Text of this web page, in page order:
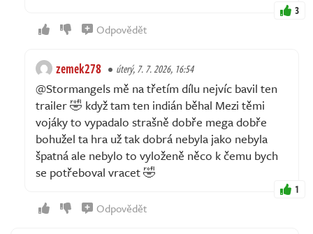
3
Odpovědět
zemek278 úterý, 7. 7. 2026, 16:54
@Stormangels mě na třetím dílu nejvíc bavil ten
trailer 🤣 když tam ten indián běhal Mezi těmi
vojáky to vypadalo strašně dobře mega dobře
bohužel ta hra už tak dobrá nebyla jako nebyla
špatná ale nebylo to vyloženě něco k čemu bych
se potřeboval vracet 🤣
1
Odpovědět